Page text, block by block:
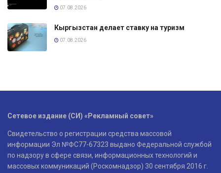
07.08.2026
Кыргызстан делает ставку на туризм
07.08.2026
Сетевое издание (СИ) «Рекламный совет»
Свидетельство о регистрации средства массовой
информации Эл №ФС77-67323 выдано Федеральной службой
по надзору в сфере связи, информационных технологий и
массовых коммуникаций (Роскомнадзор) 30 сентября 2016 г.